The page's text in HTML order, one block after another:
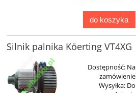
do koszyka
Silnik palnika Köerting VT4XG
Dostępność: Na
zamówienie
Wysyłka: Do